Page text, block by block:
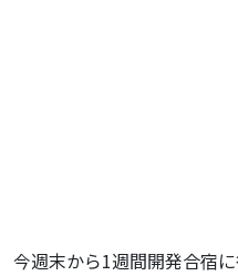
今週末から1週間開発合宿